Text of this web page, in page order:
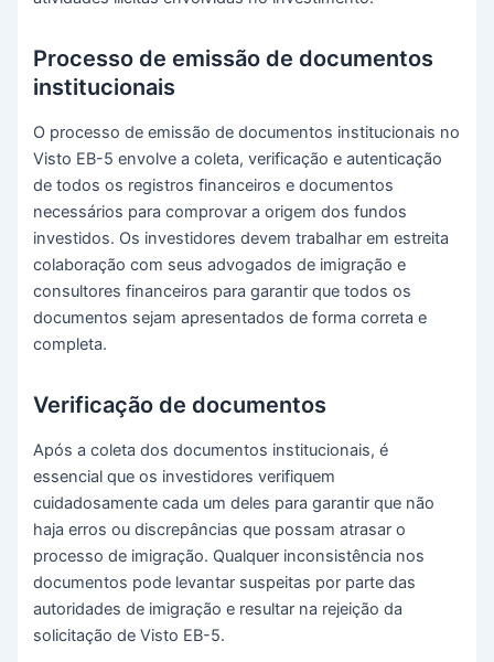
Processo de emissão de documentos
institucionais
O processo de emissão de documentos institucionais no
Visto EB-5 envolve a coleta, verificação e autenticação
de todos os registros financeiros e documentos
necessários para comprovar a origem dos fundos
investidos. Os investidores devem trabalhar em estreita
colaboração com seus advogados de imigração e
consultores financeiros para garantir que todos os
documentos sejam apresentados de forma correta e
completa.
Verificação de documentos
Após a coleta dos documentos institucionais, é
essencial que os investidores verifiquem
cuidadosamente cada um deles para garantir que não
haja erros ou discrepâncias que possam atrasar o
processo de imigração. Qualquer inconsistência nos
documentos pode levantar suspeitas por parte das
autoridades de imigração e resultar na rejeição da
solicitação de Visto EB-5.